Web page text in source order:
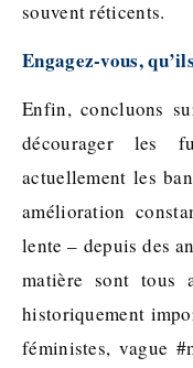
souvent réticents.
Engagez-vous,
Enfin, concluons
décourager les
actuellement les
amélioration
lente – depuis des
matière sont tous
historiquement
féministes, vague